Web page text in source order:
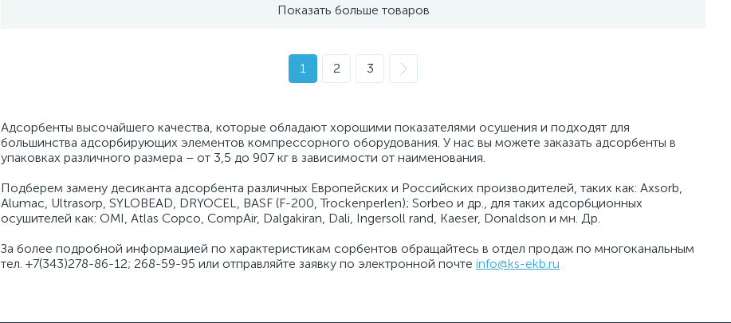
Показать больше товаров
1 2 3
Адсорбенты высочайшего качества, которые обладают хорошими показателями осушения и подходят для
большинства адсорбирующих элементов компрессорного оборудования. У нас вы можете заказать адсорбенты в
упаковках различного размера – от 3,5 до 907 кг в зависимости от наименования.
Подберем замену десиканта адсорбента различных Европейских и Российских производителей, таких как: Axsorb,
Alumac, Ultrasorp, SYLOBEAD, DRYOCEL, BASF (F-200, Trockenperlen); Sorbeo и др., для таких адсорбционных
осушителей как: OMI, Atlas Copco, CompAir, Dalgakiran, Dali, Ingersoll rand, Kaeser, Donaldson и мн. Др.
За более подробной информацией по характеристикам сорбентов обращайтесь в отдел продаж по многоканальным
тел. +7(343)278-86-12; 268-59-95 или отправляйте заявку по электронной почте info@ks-ekb.ru